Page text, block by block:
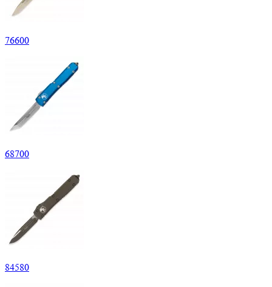
76600
68700
84580